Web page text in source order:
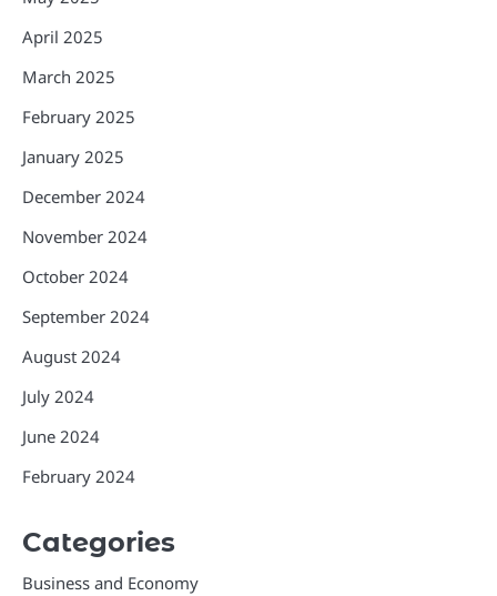
April 2025
March 2025
February 2025
January 2025
December 2024
November 2024
October 2024
September 2024
August 2024
July 2024
June 2024
February 2024
Categories
Business and Economy